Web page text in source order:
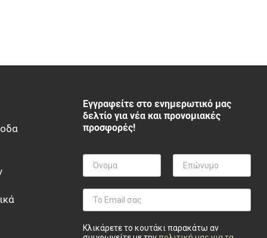
Εγγραφείτε στο ενημερωτικό μας
δελτίο για νέα και προνομιακές
προσφορές!
Κλικάρετε το κουτάκι παρακάτω αν